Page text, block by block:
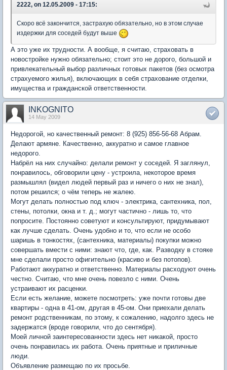
2222, on 12.05.2009 - 17:15:
Скоро всё закончится, застрахую обязательно, но в этом случае
издержки для соседей будут выше
А это уже их трудности. А вообще, я считаю, страховать в
новостройке нужно обязательно; стоит это не дорого, большой и
привлекательный выбор различных готовых пакетов (без осмотра
страхуемого жилья), включающих в себя страхование отделки,
имущества и гражданской ответственности.
INKOGNITO
14 May 2009
Недорогой, но качественный ремонт: 8 (925) 856-56-68 Абрам.
Делают армяне. Качественно, аккуратно и самое главное
недорого.
Набрёл на них случайно: делали ремонт у соседей. Я заглянул,
понравилось, обговорили цену - устроила, некоторое время
размышлял (видел людей первый раз и ничего о них не знал),
потом решился; о чём теперь не жалею.
Могут делать полностью под ключ - электрика, сантехника, пол,
стены, потолки, окна и т. д.; могут частично - лишь то, что
попросите. Постоянно советуют и консультируют, придумывают
как лучше сделать. Очень удобно и то, что если не особо
шаришь в тонкостях, (сантехника, материалы) покупки можно
совершать вмести с ними: знают что, где, как. Разводку в стояке
мне сделали просто офигительно (красиво и без потопов).
Работают аккуратно и ответственно. Материалы расходуют очень
честно. Считаю, что мне очень повезло с ними. Очень
устраивают их расценки.
Если есть желание, можете посмотреть: уже почти готовы две
квартиры - одна в 41-ом, другая в 45-ом. Они приехали делать
ремонт родственникам, по этому, к сожалению, надолго здесь не
задержатся (вроде говорили, что до сентября).
Моей личной заинтересованности здесь нет никакой, просто
очень понравилась их работа. Очень приятные и приличные
люди.
Объявление размещаю по их просьбе.